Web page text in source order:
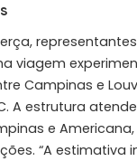
viagem
Campinas e
A estrutura
e Americana,
“A estimativa